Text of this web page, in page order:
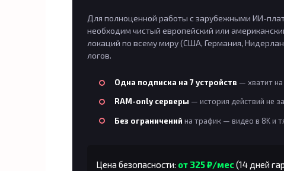
Для полноценной работы с зарубежными ИИ-
необходим чистый европейский или
локаций по всему миру (США, Германия,
логов.
Одна подписка на 7 устройств — хватит
RAM-only серверы — история действий не
Без ограничений на трафик — видео в 8K и
Цена безопасности: от 325 ₽/мес(14 дней